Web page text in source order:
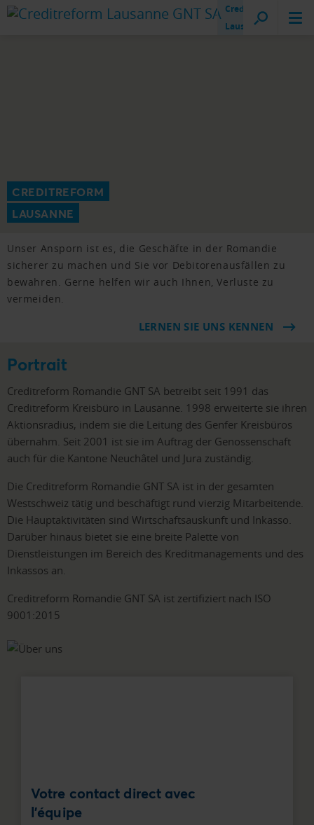
Creditreform
Lausanne
CREDITREFORM
LAUSANNE
Unser Ansporn ist es, die Geschäfte in der Romandie
sicherer zu machen und Sie vor Debitorenausfällen zu
bewahren. Gerne helfen wir auch Ihnen, Verluste zu
vermeiden.
LERNEN SIE UNS KENNEN
Portrait
Creditreform Romandie GNT SA betreibt seit 1991 das
Creditreform Kreisbüro in Lausanne. 1998 erweiterte sie ihren
Aktionsradius, indem sie die Leitung des Genfer Kreisbüros
übernahm. Seit 2001 ist sie im Auftrag der Genossenschaft
auch für die Kantone Neuchâtel und Jura zuständig.
Die Creditreform Romandie GNT SA ist in der gesamten
Westschweiz tätig und beschäftigt rund vierzig Mitarbeitende.
Die Hauptaktivitäten sind Wirtschaftsauskunft und Inkasso.
Darüber hinaus bietet sie eine breite Palette von
Dienstleistungen im Bereich des Kreditmanagements und des
Inkassos an.
Creditreform Romandie GNT SA ist zertifiziert nach ISO
9001:2015
Votre contact direct avec
l'équipe